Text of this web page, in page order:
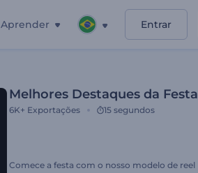
Aprender Entrar
Melhores Destaques da Festa
6K+ Exportações 15 segundos
Comece a festa com o nosso modelo de reel